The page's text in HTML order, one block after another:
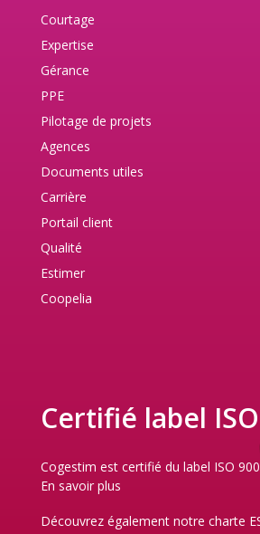
Courtage
Expertise
Gérance
PPE
Pilotage de projets
Agences
Documents utiles
Carrière
Portail client
Qualité
Estimer
Coopelia
Certifié label
Cogestim est certifié du label ISO
En savoir plus
Découvrez également notre charte